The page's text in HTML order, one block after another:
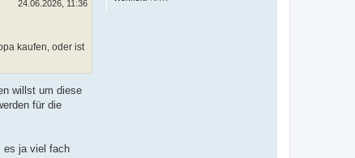
24.06.2026, 11:36
kaufen, oder ist
willst um diese
für die
es ja viel fach